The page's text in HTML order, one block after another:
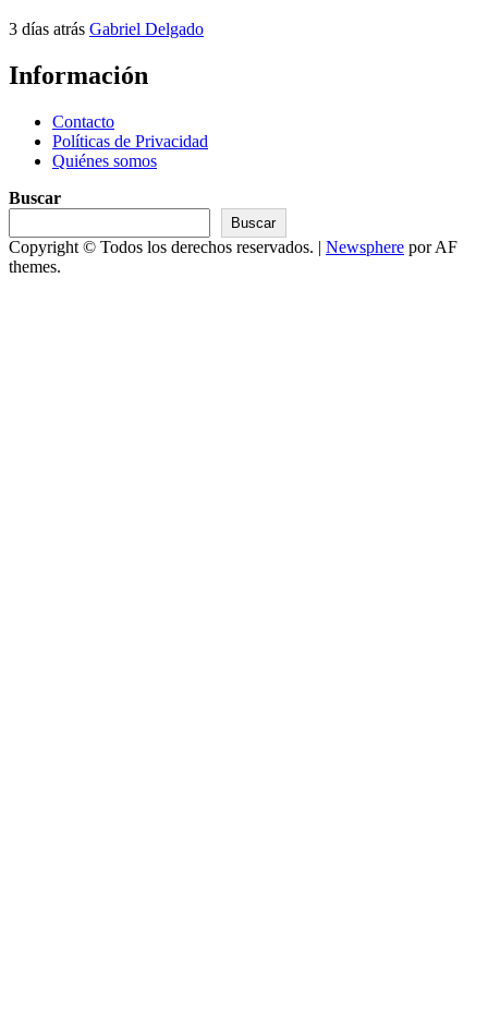
3 días atrás Gabriel Delgado
Información
Contacto
Políticas de Privacidad
Quiénes somos
Buscar
Buscar
Copyright © Todos los derechos reservados. | Newsphere por AF
themes.